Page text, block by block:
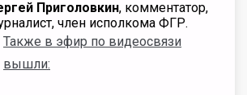
Приголовкин, комментатор,
член исполкома ФГР.
Также в эфир по видеосвязи
вышли: